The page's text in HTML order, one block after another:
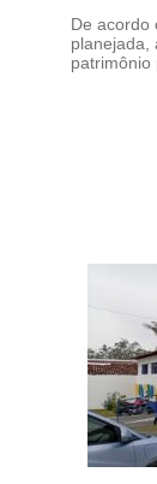
De acordo
planejada,
patrimônio